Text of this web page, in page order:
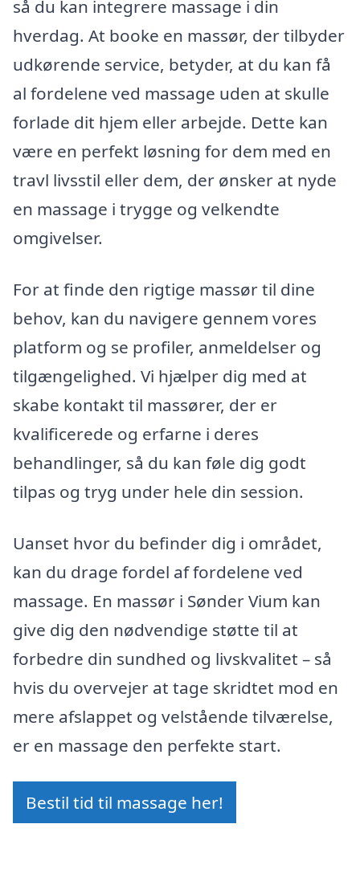
så du kan integrere massage i din
hverdag. At booke en massør, der tilbyder
udkørende service, betyder, at du kan få
al fordelene ved massage uden at skulle
forlade dit hjem eller arbejde. Dette kan
være en perfekt løsning for dem med en
travl livsstil eller dem, der ønsker at nyde
en massage i trygge og velkendte
omgivelser.
For at finde den rigtige massør til dine
behov, kan du navigere gennem vores
platform og se profiler, anmeldelser og
tilgængelighed. Vi hjælper dig med at
skabe kontakt til massører, der er
kvalificerede og erfarne i deres
behandlinger, så du kan føle dig godt
tilpas og tryg under hele din session.
Uanset hvor du befinder dig i området,
kan du drage fordel af fordelene ved
massage. En massør i Sønder Vium kan
give dig den nødvendige støtte til at
forbedre din sundhed og livskvalitet – så
hvis du overvejer at tage skridtet mod en
mere afslappet og velstående tilværelse,
er en massage den perfekte start.
Bestil tid til massage her!